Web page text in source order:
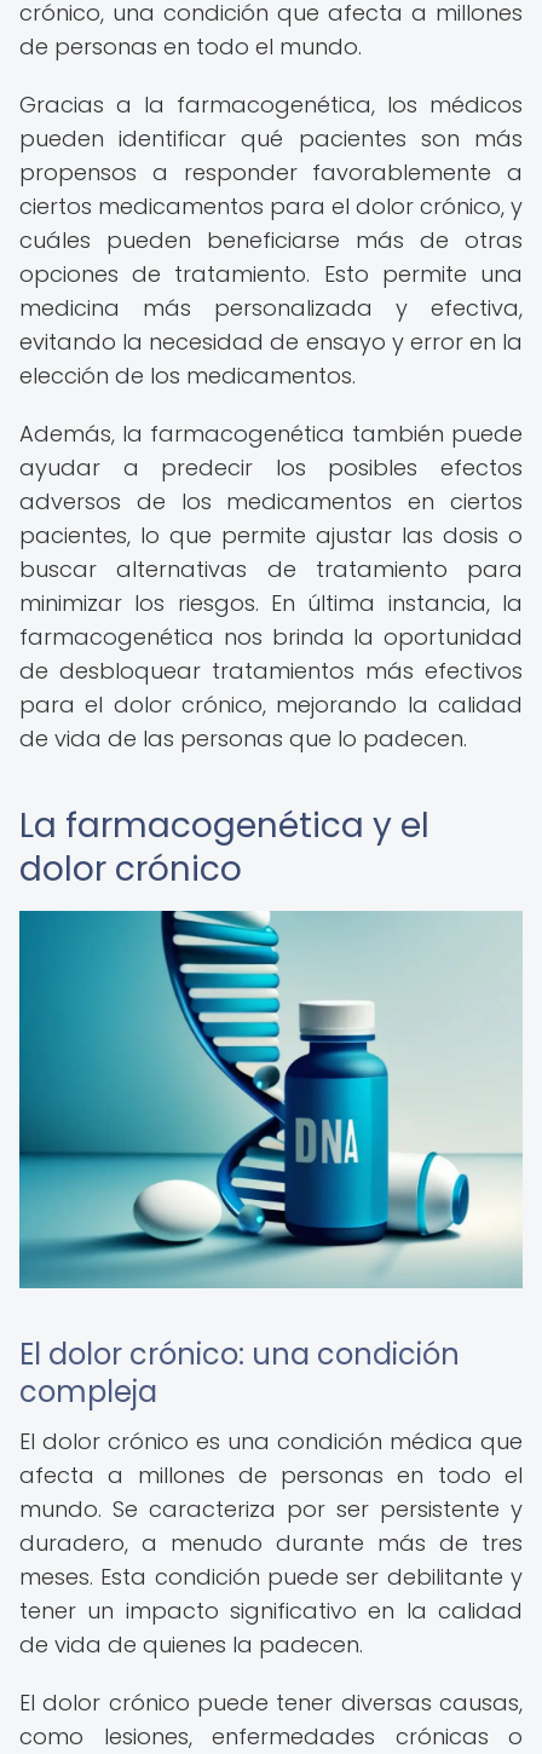
crónico, una condición que afecta a millones
de personas en todo el mundo.
Gracias a la farmacogenética, los médicos
pueden identificar qué pacientes son más
propensos a responder favorablemente a
ciertos medicamentos para el dolor crónico, y
cuáles pueden beneficiarse más de otras
opciones de tratamiento. Esto permite una
medicina más personalizada y efectiva,
evitando la necesidad de ensayo y error en la
elección de los medicamentos.
Además, la farmacogenética también puede
ayudar a predecir los posibles efectos
adversos de los medicamentos en ciertos
pacientes, lo que permite ajustar las dosis o
buscar alternativas de tratamiento para
minimizar los riesgos. En última instancia, la
farmacogenética nos brinda la oportunidad
de desbloquear tratamientos más efectivos
para el dolor crónico, mejorando la calidad
de vida de las personas que lo padecen.
La farmacogenética y el
dolor crónico
El dolor crónico: una condición
compleja
El dolor crónico es una condición médica que
afecta a millones de personas en todo el
mundo. Se caracteriza por ser persistente y
duradero, a menudo durante más de tres
meses. Esta condición puede ser debilitante y
tener un impacto significativo en la calidad
de vida de quienes la padecen.
El dolor crónico puede tener diversas causas,
como lesiones, enfermedades crónicas o